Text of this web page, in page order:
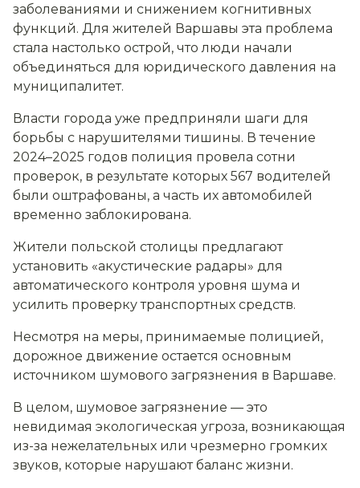
заболеваниями и снижением когнитивных
функций. Для жителей Варшавы эта проблема
стала настолько острой, что люди начали
объединяться для юридического давления на
муниципалитет.
Власти города уже предприняли шаги для
борьбы с нарушителями тишины. В течение
2024–2025 годов полиция провела сотни
проверок, в результате которых 567 водителей
были оштрафованы, а часть их автомобилей
временно заблокирована.
Жители польской столицы предлагают
установить «акустические радары» для
автоматического контроля уровня шума и
усилить проверку транспортных средств.
Несмотря на меры, принимаемые полицией,
дорожное движение остается основным
источником шумового загрязнения в Варшаве.
В целом, шумовое загрязнение — это
невидимая экологическая угроза, возникающая
из-за нежелательных или чрезмерно громких
звуков, которые нарушают баланс жизни.